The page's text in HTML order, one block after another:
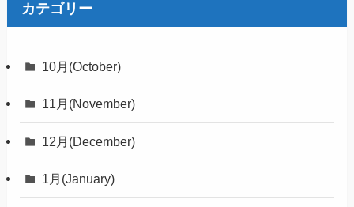
カテゴリー
10月(October)
11月(November)
12月(December)
1月(January)